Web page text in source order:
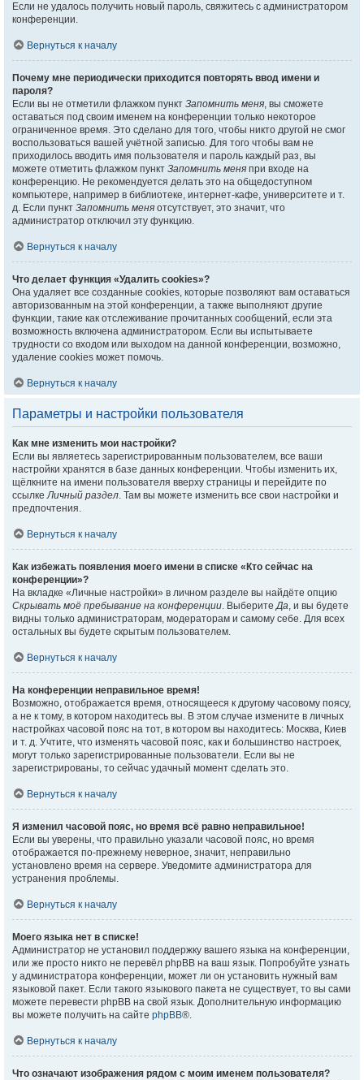
Если не удалось получить новый пароль, свяжитесь с администратором
конференции.
Вернуться к началу
Почему мне периодически приходится повторять ввод имени и
пароля?
Если вы не отметили флажком пункт Запомнить меня, вы сможете
оставаться под своим именем на конференции только некоторое
ограниченное время. Это сделано для того, чтобы никто другой не смог
воспользоваться вашей учётной записью. Для того чтобы вам не
приходилось вводить имя пользователя и пароль каждый раз, вы
можете отметить флажком пункт Запомнить меня при входе на
конференцию. Не рекомендуется делать это на общедоступном
компьютере, например в библиотеке, интернет-кафе, университете и т.
д. Если пункт Запомнить меня отсутствует, это значит, что
администратор отключил эту функцию.
Вернуться к началу
Что делает функция «Удалить cookies»?
Она удаляет все созданные cookies, которые позволяют вам оставаться
авторизованным на этой конференции, а также выполняют другие
функции, такие как отслеживание прочитанных сообщений, если эта
возможность включена администратором. Если вы испытываете
трудности со входом или выходом на данной конференции, возможно,
удаление cookies может помочь.
Вернуться к началу
Параметры и настройки пользователя
Как мне изменить мои настройки?
Если вы являетесь зарегистрированным пользователем, все ваши
настройки хранятся в базе данных конференции. Чтобы изменить их,
щёлкните на имени пользователя вверху страницы и перейдите по
ссылкеЛичный раздел. Там вы можете изменить все свои настройки и
предпочтения.
Вернуться к началу
Как избежать появления моего имени в списке «Кто сейчас на
конференции»?
На вкладке «Личные настройки» в личном разделе вы найдёте опцию
Скрывать моё пребывание на конференции. ВыберитеДа, и вы будете
видны только администраторам, модераторам и самому себе. Для всех
остальных вы будете скрытым пользователем.
Вернуться к началу
На конференции неправильное время!
Возможно, отображается время, относящееся к другому часовому поясу,
а не к тому, в котором находитесь вы. В этом случае измените в личных
настройках часовой пояс на тот, в котором вы находитесь: Москва, Киев
и т. д. Учтите, что изменять часовой пояс, как и большинство настроек,
могут только зарегистрированные пользователи. Если вы не
зарегистрированы, то сейчас удачный момент сделать это.
Вернуться к началу
Я изменил часовой пояс, но время всё равно неправильное!
Если вы уверены, что правильно указали часовой пояс, но время
отображается по-прежнему неверное, значит, неправильно
установлено время на сервере. Уведомите администратора для
устранения проблемы.
Вернуться к началу
Моего языка нет в списке!
Администратор не установил поддержку вашего языка на конференции,
или же просто никто не перевёл phpBB на ваш язык. Попробуйте узнать
у администратора конференции, может ли он установить нужный вам
языковой пакет. Если такого языкового пакета не существует, то вы сами
можете перевести phpBB на свой язык. Дополнительную информацию
вы можете получить на сайте phpBB®.
Вернуться к началу
Что означают изображения рядом с моим именем пользователя?